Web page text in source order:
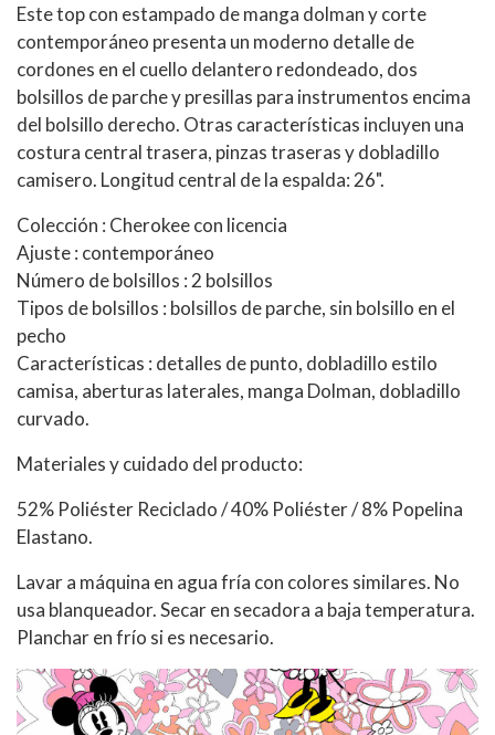
Este top con estampado de manga dolman y corte
contemporáneo presenta un moderno detalle de
cordones en el cuello delantero redondeado, dos
bolsillos de parche y presillas para instrumentos encima
del bolsillo derecho. Otras características incluyen una
costura central trasera, pinzas traseras y dobladillo
camisero. Longitud central de la espalda: 26".
Colección : Cherokee con licencia
Ajuste : contemporáneo
Número de bolsillos : 2 bolsillos
Tipos de bolsillos : bolsillos de parche, sin bolsillo en el
pecho
Características : detalles de punto, dobladillo estilo
camisa, aberturas laterales, manga Dolman, dobladillo
curvado.
Materiales y cuidado del producto:
52% Poliéster Reciclado / 40% Poliéster / 8% Popelina
Elastano.
Lavar a máquina en agua fría con colores similares. No
usa blanqueador. Secar en secadora a baja temperatura.
Planchar en frío si es necesario.